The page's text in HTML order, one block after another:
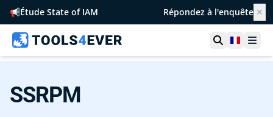
📢Étude State of IAM Répondez à l'enquête ✕
Ouvrir la
France
SSRPM